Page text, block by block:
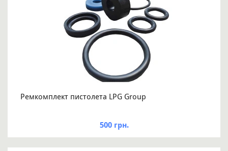
Ремкомплект пистолета LPG Group
500 грн.